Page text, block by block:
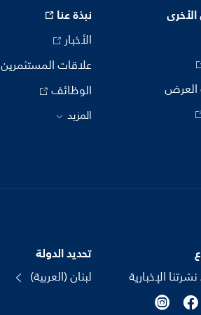
نبذة عنا
الأخبار
علاقات المستثمرين
الوظائف
المزيد
الإخبارية
تحديد الدولة
لبنان (العربية)